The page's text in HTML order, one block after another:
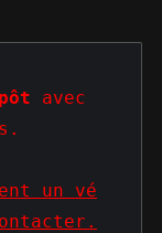
avec
un vé